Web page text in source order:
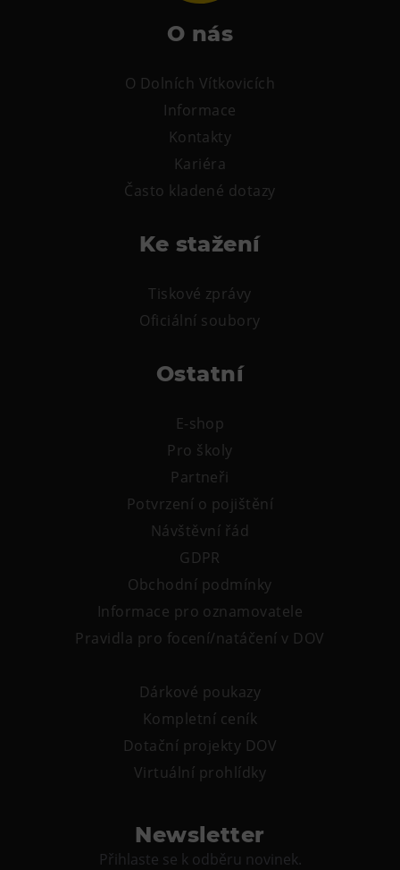
O nás
O Dolních Vítkovicích
Informace
Kontakty
Kariéra
Často kladené dotazy
Ke stažení
Tiskové zprávy
Oficiální soubory
Ostatní
E-shop
Pro školy
Partneři
Potvrzení o pojištění
Návštěvní řád
GDPR
Obchodní podmínky
Informace pro oznamovatele
Pravidla pro focení/natáčení v DOV
Dárkové poukazy
Kompletní ceník
Dotační projekty DOV
Virtuální prohlídky
Newsletter
Přihlaste se k odběru novinek.